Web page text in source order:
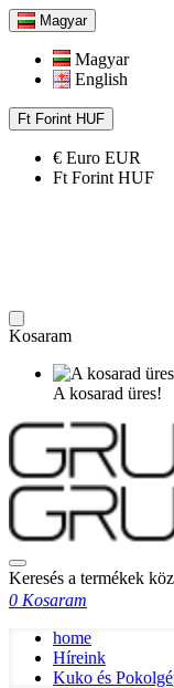
Magyar
Magyar
English
Ft Forint HUF
€ Euro EUR
Ft Forint HUF
Kosaram
A kosarad üres!
Keresés a termékek
0 Kosaram
home
Híreink
Kuko és